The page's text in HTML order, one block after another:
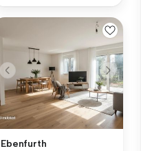
Ebenfurth